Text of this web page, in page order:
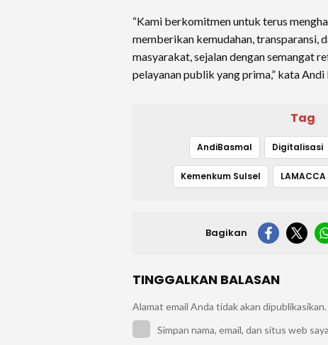
“Kami berkomitmen untuk terus
memberikan kemudahan, transparansi,
masyarakat, sejalan dengan semangat
pelayanan publik yang prima,” kata Andi
Tag
AndiBasmal Digitalisasi
Kemenkum Sulsel LAMACCA
Bagikan
TINGGALKAN BALASAN
Alamat email Anda tidak akan dipublikasikan.
Simpan nama, email, dan situs web